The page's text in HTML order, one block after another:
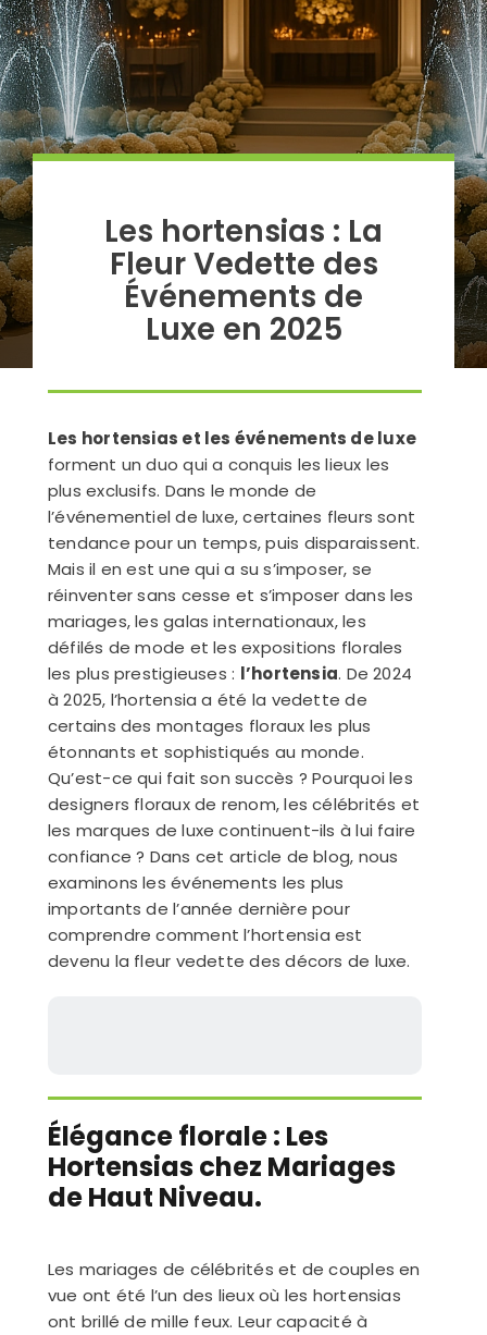
Les hortensias : La
Fleur Vedette des
Événements de
Luxe en 2025
Les hortensias et les événements de luxe
forment un duo qui a conquis les lieux les
plus exclusifs. Dans le monde de
l’événementiel de luxe, certaines fleurs sont
tendance pour un temps, puis disparaissent.
Mais il en est une qui a su s’imposer, se
réinventer sans cesse et s’imposer dans les
mariages, les galas internationaux, les
défilés de mode et les expositions florales
les plus prestigieuses : l’hortensia. De 2024
à 2025, l’hortensia a été la vedette de
certains des montages floraux les plus
étonnants et sophistiqués au monde.
Qu’est-ce qui fait son succès ? Pourquoi les
designers floraux de renom, les célébrités et
les marques de luxe continuent-ils à lui faire
confiance ? Dans cet article de blog, nous
examinons les événements les plus
importants de l’année dernière pour
comprendre comment l’hortensia est
devenu la fleur vedette des décors de luxe.
Élégance florale : Les
Hortensias chez Mariages
de Haut Niveau.
Les mariages de célébrités et de couples en
vue ont été l’un des lieux où les hortensias
ont brillé de mille feux. Leur capacité à